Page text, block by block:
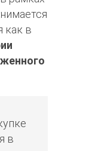
как в
в